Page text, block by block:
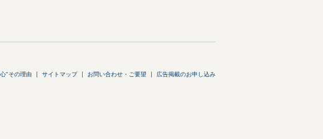
"その理由 サイトマップ お問い合わせ・ご要望 広告掲載のお申し込み